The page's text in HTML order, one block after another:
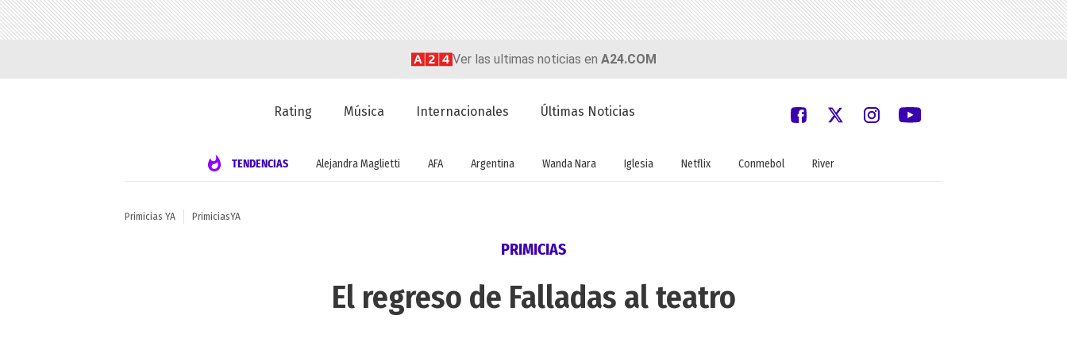
Ver las ultimas noticias en A24.COM
Rating Música Internacionales Últimas Noticias
TENDENCIAS Alejandra Maglietti AFA Argentina Wanda Nara Iglesia Netflix Conmebol River
Primicias YA PrimiciasYA
PRIMICIAS
El regreso de Falladas al teatro